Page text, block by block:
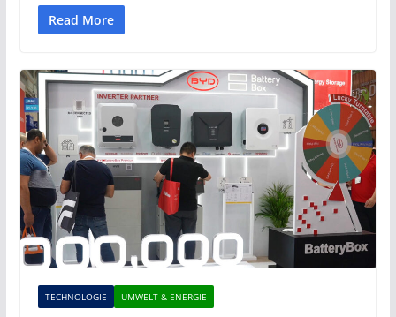
Read More
TECHNOLOGIE UMWELT & ENERGIE